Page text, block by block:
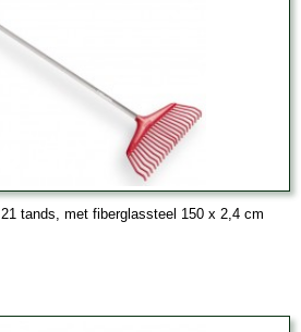
tands, met fiberglassteel 150 x 2,4 cm